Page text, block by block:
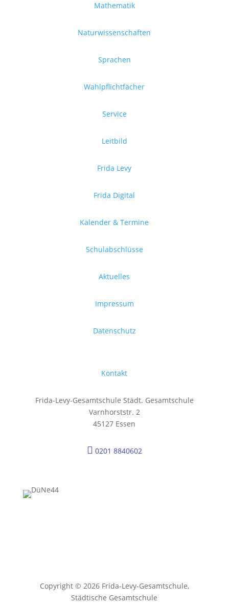
Mathematik
Naturwissenschaften
Sprachen
Wahlpflichtfächer
Service
Leitbild
Frida Levy
Frida Digital
Kalender & Termine
Schulabschlüsse
Aktuelles
Impressum
Datenschutz
Kontakt
Frida-Levy-Gesamtschule Städt. Gesamtschule
Varnhorststr. 2
45127 Essen
 0201 8840602
Copyright © 2026 Frida-Levy-Gesamtschule,
Städtische Gesamtschule